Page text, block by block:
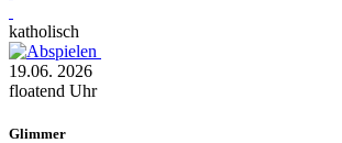
katholisch
19.06. 2026
floatend Uhr
Glimmer